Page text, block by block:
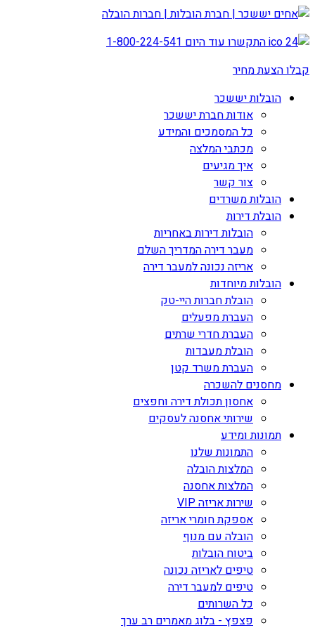
התקשרו עוד היום1-800-224-541
קבלו הצעת מחיר
הובלות יששכר
אודות חברת יששכר
כל המסמכים והמידע
מכתבי המלצה
איך מגיעים
צור קשר
הובלות משרדים
הובלת דירות
הובלות דירות באחריות
מעבר דירה המדריך השלם
אריזה נכונה למעבר דירה
הובלות מיוחדות
הובלת חברות היי-טק
העברת מפעלים
העברת חדרי שרתים
הובלת מעבדות
העברת משרד קטן
מחסנים להשכרה
אחסון תכולת דירה וחפצים
שירותי אחסנה לעסקים
תמונות ומידע
התמונות שלנו
המלצות הובלה
המלצות אחסנה
שירות אריזה VIP
אספקת חומרי אריזה
הובלה עם מנוף
ביטוח הובלות
טיפים לאריזה נכונה
טיפים למעבר דירה
כל השרותים
פצפץ - בלוג מאמרים רב ערך